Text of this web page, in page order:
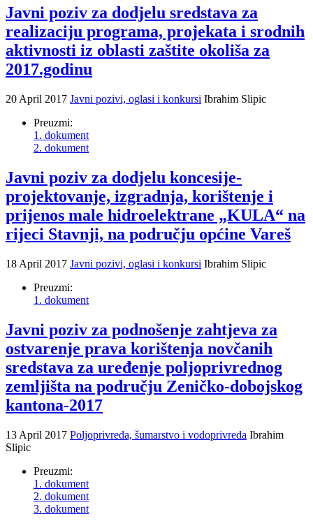
Javni poziv za dodjelu sredstava za
realizaciju programa, projekata i srodnih
aktivnosti iz oblasti zaštite okoliša za
2017.godinu
20 April 2017 Javni pozivi, oglasi i konkursi Ibrahim Slipic
Preuzmi:
1. dokument
2. dokument
Javni poziv za dodjelu koncesije-
projektovanje, izgradnja, korištenje i
prijenos male hidroelektrane „KULA“ na
rijeci Stavnji, na području općine Vareš
18 April 2017 Javni pozivi, oglasi i konkursi Ibrahim Slipic
Preuzmi:
1. dokument
Javni poziv za podnošenje zahtjeva za
ostvarenje prava korištenja novčanih
sredstava za uređenje poljoprivrednog
zemljišta na području Zeničko-dobojskog
kantona-2017
13 April 2017 Poljoprivreda, šumarstvo i vodoprivreda Ibrahim
Slipic
Preuzmi:
1. dokument
2. dokument
3. dokument